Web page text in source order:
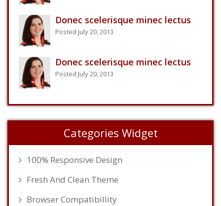
Donec scelerisque minec lectus
Posted July 20, 2013
Donec scelerisque minec lectus
Posted July 20, 2013
Categories Widget
100% Responsive Design
Fresh And Clean Theme
Browser Compatibillity